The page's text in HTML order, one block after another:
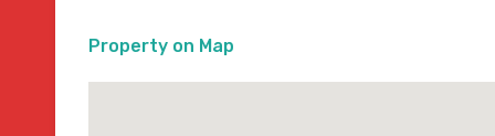
Property on Map